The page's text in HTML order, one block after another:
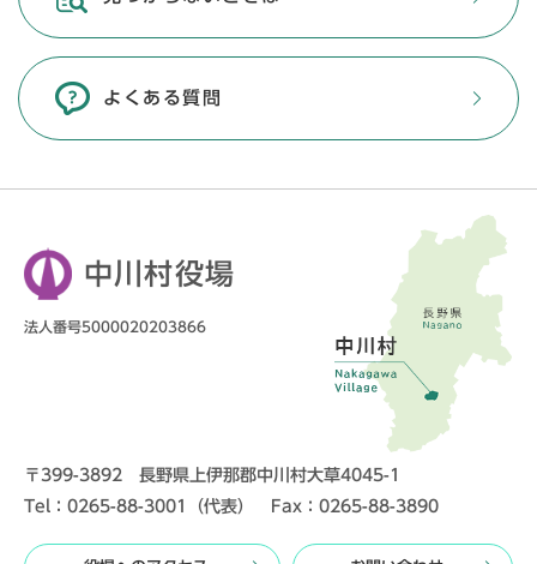
よくある質問
中川村役場
法人番号5000020203866
〒399-3892 長野県上伊那郡中川村大草4045-1
Tel：0265-88-3001（代表） Fax：0265-88-3890